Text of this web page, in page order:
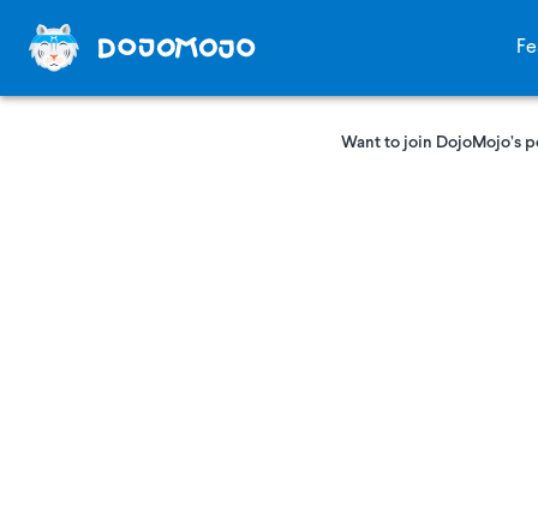
Want to join DojoMojo’s